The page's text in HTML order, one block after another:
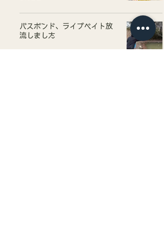
バスポンド、ライブベイト放
流しました